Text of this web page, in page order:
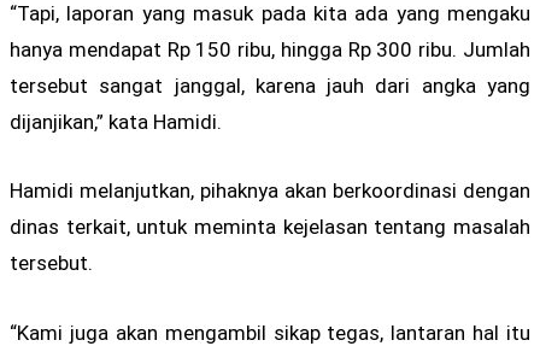
“Tapi, laporan yang masuk pada kita ada yang mengaku
hanya mendapat Rp 150 ribu, hingga Rp 300 ribu. Jumlah
tersebut sangat janggal, karena jauh dari angka yang
dijanjikan,” kata Hamidi.
Hamidi melanjutkan, pihaknya akan berkoordinasi dengan
dinas terkait, untuk meminta kejelasan tentang masalah
tersebut.
“Kami juga akan mengambil sikap tegas, lantaran hal itu